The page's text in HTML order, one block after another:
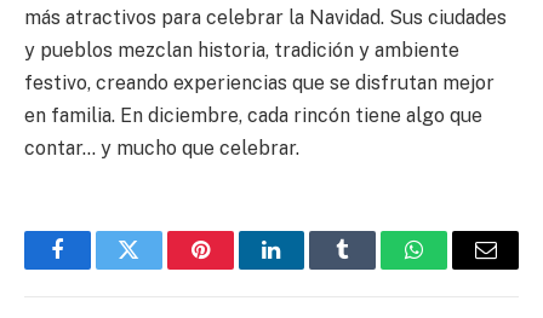
más atractivos para celebrar la Navidad. Sus ciudades
y pueblos mezclan historia, tradición y ambiente
festivo, creando experiencias que se disfrutan mejor
en familia. En diciembre, cada rincón tiene algo que
contar… y mucho que celebrar.
FacebookTwitter PinterestLinkedInTumblr WhatsAppEmail